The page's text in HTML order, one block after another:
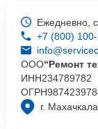
г.
Ежедневно,
+7 (800)
ООО“Ремонт
ИНН234789782
ОГРН